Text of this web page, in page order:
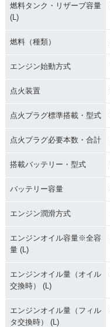
燃料タンク・リザーブ容量
(L)
燃料（種類）
エンジン始動方式
点火装置
点火プラグ標準搭載・型式
点火プラグ必要本数・合計
搭載バッテリー・型式
バッテリー容量
エンジン潤滑方式
エンジンオイル容量※全容
量 (L)
エンジンオイル量（オイル
交換時） (L)
エンジンオイル量（フィル
タ交換時） (L)